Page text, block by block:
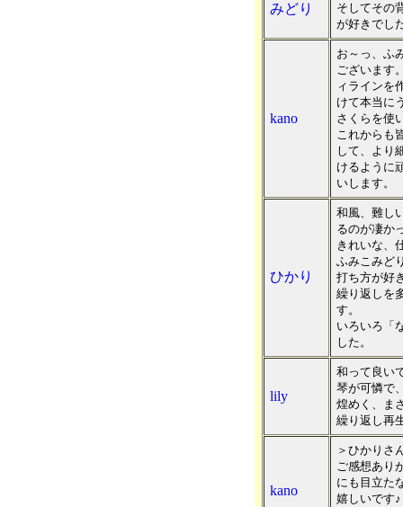
みどり
そしてその
が好きでし
kano
お～っ、ふ
ございます
ィラインを
けて本当に
さくらを使
これからも
して、より
けるように
いします。
ひかり
和風、難し
るのが凄か
きれいな、
ふみこみど
打ち方が好
繰り返しを
す。
いろいろ「
した。
lily
和って良い
琴が可憐で
煌めく、ま
繰り返し再
kano
＞ひかりさ
ご感想あり
にも目立た
嬉しいです♪